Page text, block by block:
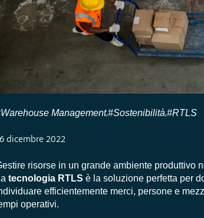
Management,#Sostenibilità,#RTLS
dicembre 2022
risorse in un grande ambiente produttivo
tecnologia RTLS è la soluzione perfetta per
efficientemente merci, persone e
operativi.